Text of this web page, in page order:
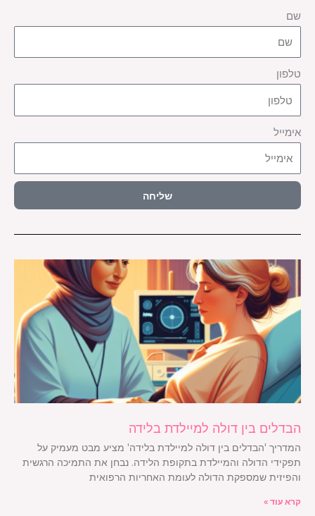
שם
טלפון
אימייל
שליחה
הבדלים בין דולה למיילדת בלידה
המדריך 'הבדלים בין דולה למיילדת בלידה' מציע מבט מעמיק על
תפקידי הדולה והמיילדת בתקופת הלידה. נבחן את התמיכה הרגשית
והפיזית שמספקת הדולה לעומת האחריות הרפואית
קרא עוד »